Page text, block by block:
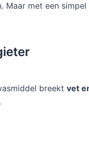
met een
breekt vet